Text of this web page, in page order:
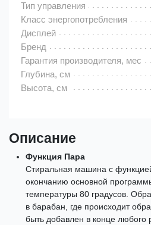
Тип управления
Класс энергопотребления
Дисплей
Бренд
Гарантия производителя, мес
Глубина, см
Высота, см
Описание
Функция Пара
Стиральная машина с
окончанию основной
температуры 80 градусов.
в барабан, где происходит
быть добавлен в конце любого